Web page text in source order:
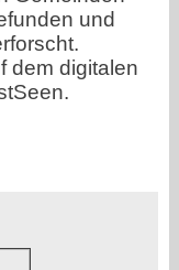
und
dem digitalen